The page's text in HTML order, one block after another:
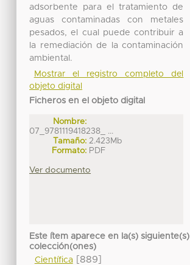
adsorbente para el tratamiento de
aguas contaminadas con metales
pesados, el cual puede contribuir a
la remediación de la contaminación
ambiental.
Mostrar el registro completo del
objeto digital
Ficheros en el objeto digital
Nombre:
07_9781119418238_ ...
Tamaño: 2.423Mb
Formato: PDF
Ver documento
Este ítem aparece en la(s) siguiente(s)
colección(ones)
Científica[889]